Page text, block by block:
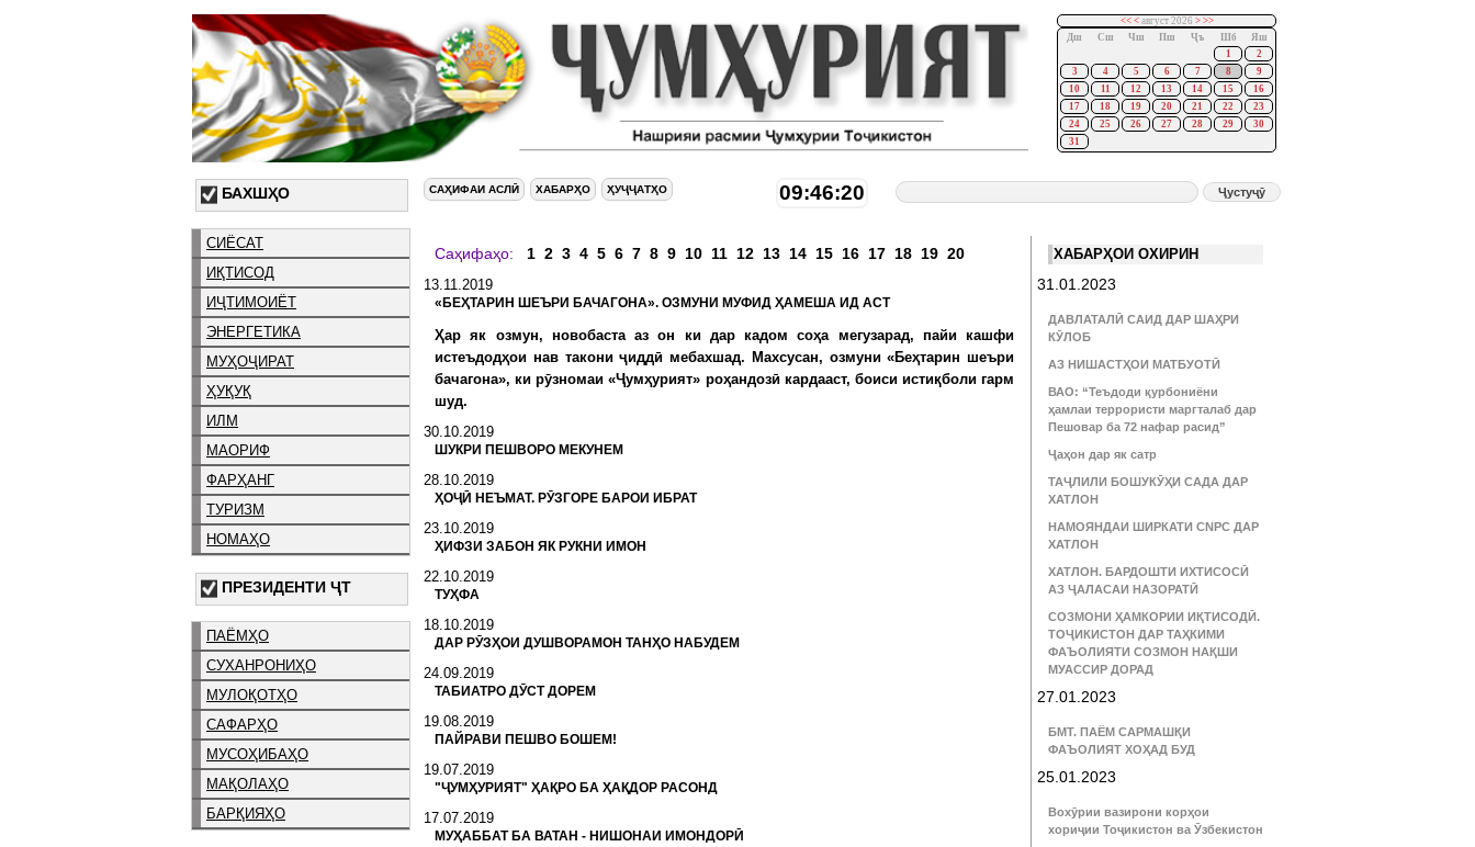
<< <август 2026 > >>
Дш
Сш Чш Пш Ҷъ Шб
Яш
1
2
3
4 5 6 7 8
9
10
11 12 13 14 15
16
17
18 19 20 21 22
23
24
25 26 27 28 29
30
31
БАХШҲО
СИЁСАТ
ИҚТИСОД
ИҶТИМОИЁТ
ЭНЕРГЕТИКА
МУҲОҶИРАТ
ҲУҚУҚ
ИЛМ
МАОРИФ
ФАРҲАНГ
ТУРИЗМ
НОМАҲО
ПРЕЗИДЕНТИ ҶТ
ПАЁМҲО
СУХАНРОНИҲО
МУЛОҚОТҲО
САФАРҲО
МУСОҲИБАҲО
МАҚОЛАҲО
БАРҚИЯҲО
САҲИФАИ АСЛӢ ХАБАРҲО ҲУҶҶАТҲО 09:46:21
Саҳифаҳо: 1 2 3 4 5 6 7 8 9 10 11 12 13 14 15 16 17 18 19 20
13.11.2019
«БЕҲТАРИН ШЕЪРИ БАЧАГОНА». ОЗМУНИ МУФИД ҲАМЕША ИД АСТ
Ҳар як озмун, новобаста аз он ки дар кадом соҳа мегузарад, пайи кашфи
истеъдодҳои нав такони ҷиддӣ мебахшад. Махсусан, озмуни «Беҳтарин шеъри
бачагона», ки рӯзномаи «Ҷумҳурият» роҳандозӣ кардааст, боиси истиқболи гарм
шуд.
30.10.2019
ШУКРИ ПЕШВОРО МЕКУНЕМ
28.10.2019
ҲОҶӢ НЕЪМАТ. РӮЗГОРЕ БАРОИ ИБРАТ
23.10.2019
ҲИФЗИ ЗАБОН ЯК РУКНИ ИМОН
22.10.2019
ТУҲФА
18.10.2019
ДАР РӮЗҲОИ ДУШВОРАМОН ТАНҲО НАБУДЕМ
24.09.2019
ТАБИАТРО ДӮСТ ДОРЕМ
19.08.2019
ПАЙРАВИ ПЕШВО БОШЕМ!
19.07.2019
"ҶУМҲУРИЯТ" ҲАҚРО БА ҲАҚДОР РАСОНД
17.07.2019
МУҲАББАТ БА ВАТАН - НИШОНАИ ИМОНДОРӢ
ХАБАРҲОИ ОХИРИН
31.01.2023
ДАВЛАТАЛӢ САИД ДАР ШАҲРИ
КӮЛОБ
АЗ НИШАСТҲОИ МАТБУОТӢ
ВАО: “Теъдоди қурбониёни
ҳамлаи террористи маргталаб дар
Пешовар ба 72 нафар расид”
Ҷаҳон дар як сатр
ТАҶЛИЛИ БОШУКӮҲИ САДА ДАР
ХАТЛОН
НАМОЯНДАИ ШИРКАТИ CNPC ДАР
ХАТЛОН
ХАТЛОН. БАРДОШТИ ИХТИСОСӢ
АЗ ҶАЛАСАИ НАЗОРАТӢ
СОЗМОНИ ҲАМКОРИИ ИҚТИСОДӢ.
ТОҶИКИСТОН ДАР ТАҲКИМИ
ФАЪОЛИЯТИ СОЗМОН НАҚШИ
МУАССИР ДОРАД
27.01.2023
БМТ. ПАЁМ САРМАШҚИ
ФАЪОЛИЯТ ХОҲАД БУД
25.01.2023
Вохӯрии вазирони корҳои
хориҷии Тоҷикистон ва Ӯзбекистон